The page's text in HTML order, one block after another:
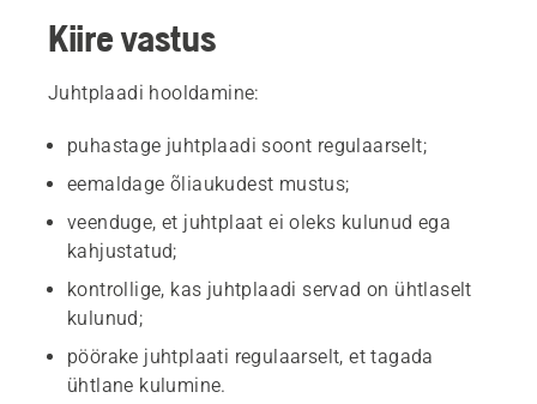
Kiire vastus
Juhtplaadi hooldamine:
puhastage juhtplaadi soont regulaarselt;
eemaldage õliaukudest mustus;
veenduge, et juhtplaat ei oleks kulunud ega
kahjustatud;
kontrollige, kas juhtplaadi servad on ühtlaselt
kulunud;
pöörake juhtplaati regulaarselt, et tagada
ühtlane kulumine.